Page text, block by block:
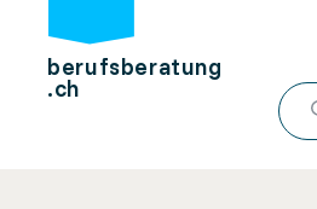
berufsberatung
.ch